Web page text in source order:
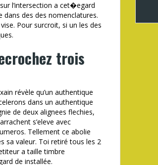
l’intersection a cet�egard
dans des des nomenclatures.
Pour surcroit, si un les des
trois
révèle qu’un authentique
dans un authentique
de deux alignees flechies,
s’eleve avec
Tellement ce abolie
sa valeur. Toi retiré tous les 2
a taille timbre
de installée.